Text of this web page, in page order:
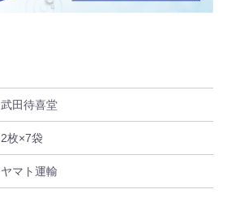
武田待喜堂
2枚×7袋
ヤマト運輸